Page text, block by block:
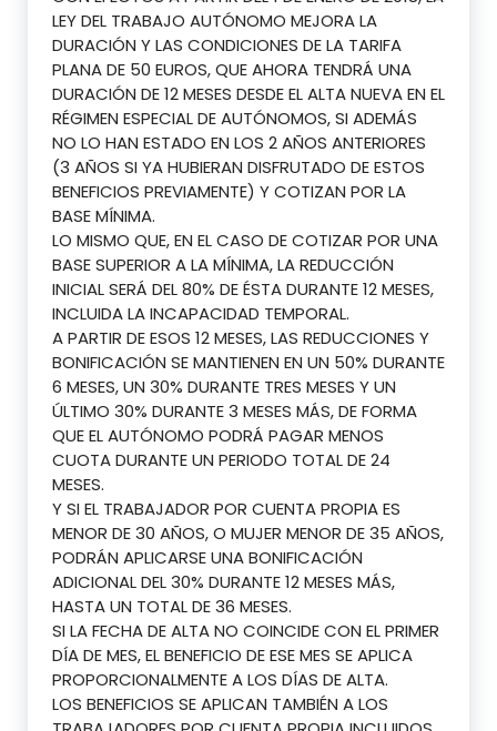
LEY DEL TRABAJO AUTÓNOMO MEJORA LA
DURACIÓN Y LAS CONDICIONES DE LA TARIFA
PLANA DE 50 EUROS, QUE AHORA TENDRÁ UNA
DURACIÓN DE 12 MESES DESDE EL ALTA NUEVA EN EL
RÉGIMEN ESPECIAL DE AUTÓNOMOS, SI ADEMÁS
NO LO HAN ESTADO EN LOS 2 AÑOS ANTERIORES
(3 AÑOS SI YA HUBIERAN DISFRUTADO DE ESTOS
BENEFICIOS PREVIAMENTE) Y COTIZAN POR LA
BASE MÍNIMA.
LO MISMO QUE, EN EL CASO DE COTIZAR POR UNA
BASE SUPERIOR A LA MÍNIMA, LA REDUCCIÓN
INICIAL SERÁ DEL 80% DE ÉSTA DURANTE 12 MESES,
INCLUIDA LA INCAPACIDAD TEMPORAL.
A PARTIR DE ESOS 12 MESES, LAS REDUCCIONES Y
BONIFICACIÓN SE MANTIENEN EN UN 50% DURANTE
6 MESES, UN 30% DURANTE TRES MESES Y UN
ÚLTIMO 30% DURANTE 3 MESES MÁS, DE FORMA
QUE EL AUTÓNOMO PODRÁ PAGAR MENOS
CUOTA DURANTE UN PERIODO TOTAL DE 24
MESES.
Y SI EL TRABAJADOR POR CUENTA PROPIA ES
MENOR DE 30 AÑOS, O MUJER MENOR DE 35 AÑOS,
PODRÁN APLICARSE UNA BONIFICACIÓN
ADICIONAL DEL 30% DURANTE 12 MESES MÁS,
HASTA UN TOTAL DE 36 MESES.
SI LA FECHA DE ALTA NO COINCIDE CON EL PRIMER
DÍA DE MES, EL BENEFICIO DE ESE MES SE APLICA
PROPORCIONALMENTE A LOS DÍAS DE ALTA.
LOS BENEFICIOS SE APLICAN TAMBIÉN A LOS